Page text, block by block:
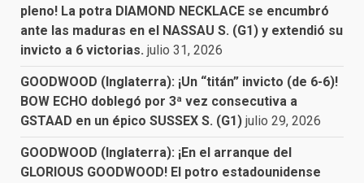
pleno! La potra DIAMOND NECKLACE se encumbró
ante las maduras en el NASSAU S. (G1) y extendió su
invicto a 6 victorias. julio 31, 2026
GOODWOOD (Inglaterra): ¡Un “titán” invicto (de 6-6)!
BOW ECHO doblegó por 3ª vez consecutiva a
GSTAAD en un épico SUSSEX S. (G1) julio 29, 2026
GOODWOOD (Inglaterra): ¡En el arranque del
GLORIOUS GOODWOOD! El potro estadounidense